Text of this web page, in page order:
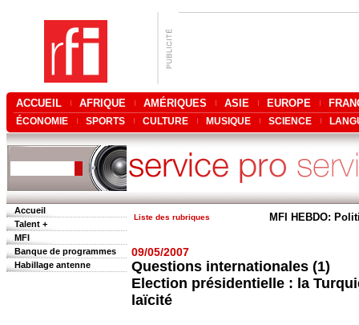
ACCUEIL AFRIQUE AMÉRIQUES ASIE EUROPE
ÉCONOMIE SPORTS CULTURE MUSIQUE SCIENCE
Accueil
Talent +
MFI
Banque de programmes
Habillage antenne
Liste des rubriques MFI HEBDO:
09/05/2007
Questions internationales (1)
Election présidentielle : la
laïcité